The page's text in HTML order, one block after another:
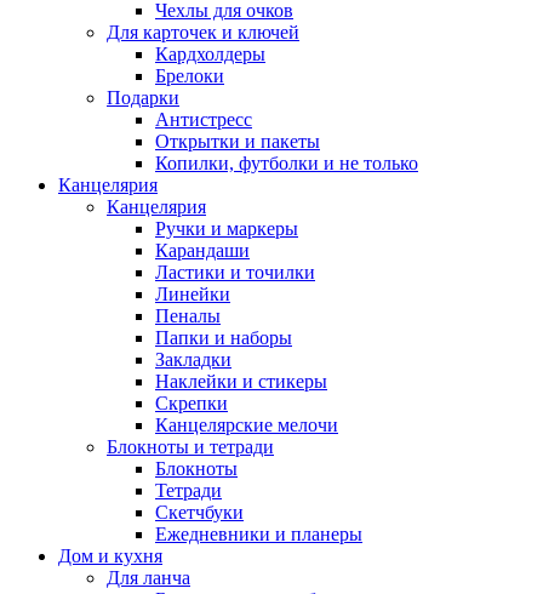
Чехлы для очков
Для карточек и ключей
Кардхолдеры
Брелоки
Подарки
Антистресс
Открытки и пакеты
Копилки, футболки и не только
Канцелярия
Канцелярия
Ручки и маркеры
Карандаши
Ластики и точилки
Линейки
Пеналы
Папки и наборы
Закладки
Наклейки и стикеры
Скрепки
Канцелярские мелочи
Блокноты и тетради
Блокноты
Тетради
Скетчбуки
Ежедневники и планеры
Дом и кухня
Для ланча